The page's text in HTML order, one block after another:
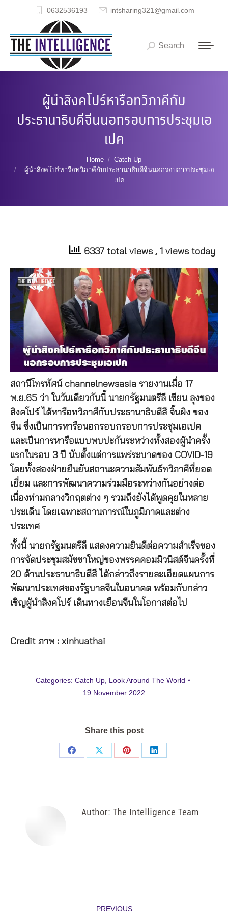
0632536193 intsharing321@gmail.com
Search:
Search
ผู้นำสิงคโปร์หารือทวิภาคีกับ
ประธานาธิบดีจีนนอกรอบการประชุมเอ
เปค
Home
Catch Up
ผู้นำสิงคโปร์หารือทวิภาคีกับประธานาธิบดีจีนนอกรอบการประชุมเอ
เปค
6337 total views , 1 views today
สถานีโทรทัศน์ channelnewsasia รายงานเมื่อ 17
พ.ย.65 ว่า ในวันเดียวกันนี้ นายกรัฐมนตรีลี เซียน ลุงของ
สิงคโปร์ ได้หารือทวิภาคีกับประธานาธิบดีสี จิ้นผิง ของ
จีน ซึ่งเป็นการหารือนอกรอบกรอบการประชุมเอเปค
และเป็นการหารือแบบพบปะกันระหว่างทั้งสองผู้นำครั้ง
แรกในรอบ 3 ปี นับตั้งแต่การแพร่ระบาดของ COVID-19
โดยทั้งสองฝ่ายยืนยันสถานะความสัมพันธ์ทวิภาคีที่ยอด
เยี่ยม และการพัฒนาความร่วมมือระหว่างกันอย่างต่อ
เนื่องท่ามกลางวิกฤตต่าง ๆ รวมถึงยังได้พูดคุยในหลาย
ประเด็น โดยเฉพาะสถานการณ์ในภูมิภาคและต่าง
ประเทศ
ทั้งนี้ นายกรัฐมนตรีลี แสดงความยินดีต่อความสำเร็จของ
การจัดประชุมสมัชชาใหญ่ของพรรคคอมมิวนิสต์จีนครั้งที่
20 ด้านประธานาธิบดีสี ได้กล่าวถึงรายละเอียดแผนการ
พัฒนาประเทศของรัฐบาลจีนในอนาคต พร้อมกับกล่าว
เชิญผู้นำสิงคโปร์ เดินทางเยือนจีนในโอกาสต่อไป
Credit ภาพ : xinhuathai
Categories: Catch Up, Look Around The World
19 November 2022
Share this post
Share
Share
Share
Share
Author: The Intelligence Team
PREVIOUS